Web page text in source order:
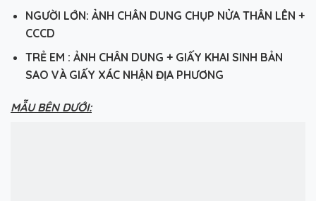
NGƯỜI LỚN: ẢNH CHÂN DUNG CHỤP NỬA THÂN LÊN +
CCCD
TRẺ EM : ẢNH CHÂN DUNG + GIẤY KHAI SINH BẢN
SAO VÀ GIẤY XÁC NHẬN ĐỊA PHƯƠNG
MẪU BÊN DƯỚI: